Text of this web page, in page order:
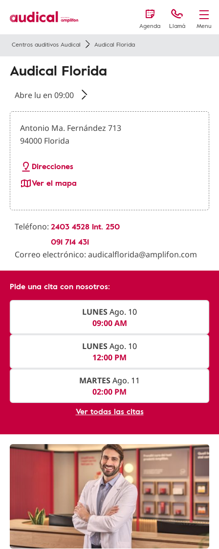
Agenda Llamá Menu
Centros auditivos Audical Audical Florida
Audical Florida
Abre lu en 09:00
Antonio Ma. Fernández 713
94000 Florida
Direcciones
Ver el mapa
Teléfono: 2403 4528 Int. 250
091 714 431
Correo electrónico: audicalflorida@amplifon.com
Pide una cita con nosotros:
LUNESAgo. 10
09:00 AM
LUNESAgo. 10
12:00 PM
MARTESAgo. 11
02:00 PM
Ver todas las citas